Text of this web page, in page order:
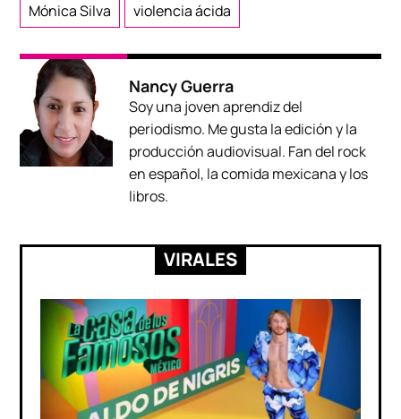
Mónica Silva
violencia ácida
Nancy Guerra
Soy una joven aprendiz del
periodismo. Me gusta la edición y la
producción audiovisual. Fan del rock
en español, la comida mexicana y los
libros.
VIRALES